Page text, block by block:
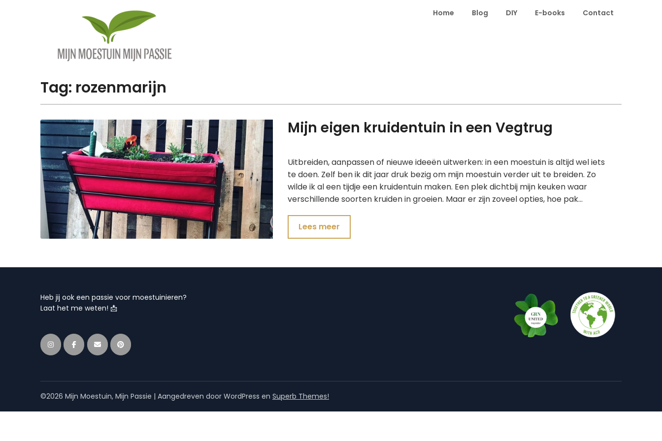
Home Blog DIY E-books Contact
Tag: rozenmarijn
Mijn eigen kruidentuin in een Vegtrug
Uitbreiden, aanpassen of nieuwe ideeën uitwerken: in een moestuin is altijd wel iets
te doen. Zelf ben ik dit jaar druk bezig om mijn moestuin verder uit te breiden. Zo
wilde ik al een tijdje een kruidentuin maken. Een plek dichtbij mijn keuken waar
verschillende soorten kruiden in groeien. Maar er zijn zoveel opties, hoe pak…
Lees meer
Heb jij ook een passie voor moestuinieren?
Laat het me weten! 📩
©2026 Mijn Moestuin, Mijn Passie | Aangedreven door WordPress en Superb Themes!